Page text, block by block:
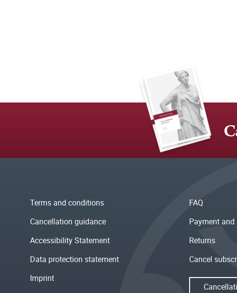
Terms and conditions
Cancellation guidance
Accessibility Statement
Data protection statement
Imprint
FAQ
Payment
Returns
Cancel